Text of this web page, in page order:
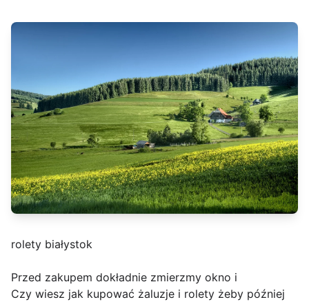
rolety białystok
Przed zakupem dokładnie zmierzmy okno i
Czy wiesz jak kupować żaluzje i rolety żeby później